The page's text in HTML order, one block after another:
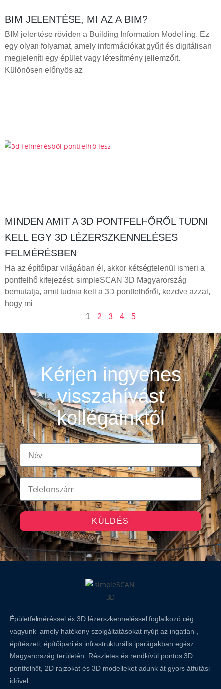
BIM JELENTÉSE, MI AZ A BIM?
BIM jelentése röviden a Building Information Modelling. Ez
egy olyan folyamat, amely információkat gyűjt és digitálisan
megjeleníti egy épület vagy létesítmény jellemzőit.
Különösen előnyös az
MINDEN AMIT A 3D PONTFELHŐRŐL TUDNI
KELL EGY 3D LÉZERSZKENNELÉSES
FELMÉRÉSBEN
Ha az építőipar világában él, akkor kétségtelenül ismeri a
pontfelhő kifejezést. simpleSCAN 3D Magyarország
bemutatja, amit tudnia kell a 3D pontfelhőről, kezdve azzal,
hogy mi
1
2 3 4 5
Kérjen ingyenes
visszahívást
kollégáinktól
KÜLDÉS
Épületfelméréssel és 3D lézerszkenneléssel foglalkozó cég
vagyunk, amely hatékony szolgáltatásokat nyújt az ingatlan-,
építészeti, építőipari és infrastrukturális iparágakban egész
Magyarország területén. Részletes és rendkívül pontos 3D
pontfelhőt, 2D rajzokat és 3D modelleket adunk át gyors átfutási
idővel